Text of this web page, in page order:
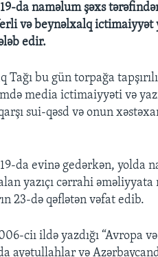
da naməlum şəxs
və beynəlxalq ictimaiyyət
edir.
Tağı bu gün torpağa
media ictimaiyyəti və
sui-qəsd və onun
da evinə gedərkən, yolda
yazıçı cərrahi
23-də qəflətən vəfat edib.
ciı ildə yazdığı “Avropa
ayətullahlar və